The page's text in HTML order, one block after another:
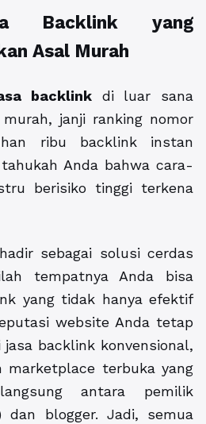
Backlink yang
Asal Murah
backlink di luar sana
janji ranking nomor
ribu backlink instan
Anda bahwa cara-
berisiko tinggi terkena
hadir sebagai solusi cerdas
tempatnya Anda bisa
yang tidak hanya efektif
website Anda tetap
jasa backlink konvensional,
marketplace terbuka yang
antara pemilik
dan blogger. Jadi, semua